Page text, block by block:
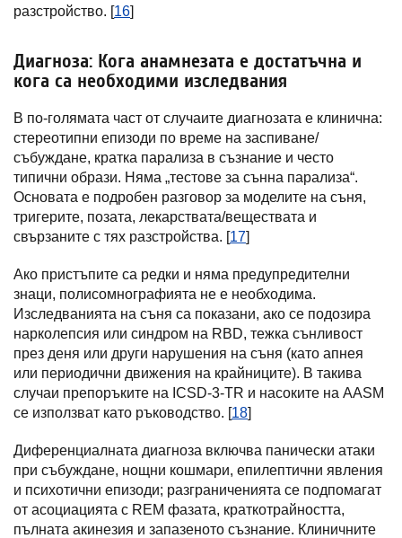
разстройство. [16]
Диагноза: Кога анамнезата е достатъчна и
кога са необходими изследвания
В по-голямата част от случаите диагнозата е клинична:
стереотипни епизоди по време на заспиване/
събуждане, кратка парализа в съзнание и често
типични образи. Няма „тестове за сънна парализа“.
Основата е подробен разговор за моделите на съня,
тригерите, позата, лекарствата/веществата и
свързаните с тях разстройства. [17]
Ако пристъпите са редки и няма предупредителни
знаци, полисомнографията не е необходима.
Изследванията на съня са показани, ако се подозира
нарколепсия или синдром на RBD, тежка сънливост
през деня или други нарушения на съня (като апнея
или периодични движения на крайниците). В такива
случаи препоръките на ICSD-3-TR и насоките на AASM
се използват като ръководство. [18]
Диференциалната диагноза включва панически атаки
при събуждане, нощни кошмари, епилептични явления
и психотични епизоди; разграниченията се подпомагат
от асоциацията с REM фазата, краткотрайността,
пълната акинезия и запазеното съзнание. Клиничните